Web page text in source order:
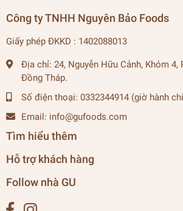
Công ty TNHH Nguyên Bảo Foods
Giấy phép ĐKKD : 1402088013
Địa chỉ: 24, Nguyễn Hữu Cảnh, Khóm
Đồng Tháp.
Số điện thoại: 0332344914 (giờ hành
Email: info@gufoods.com
Tìm hiểu thêm
Hỗ trợ khách hàng
Follow nhà GU